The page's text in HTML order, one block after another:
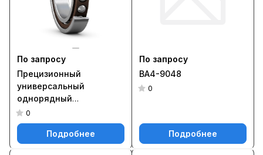
По запросу
Прецизионный
универсальный
однорядный
радиально-упорный
шарикоподшипник
повышенной
0
Подробнее
По запросу
BA4-9048
0
Подробнее